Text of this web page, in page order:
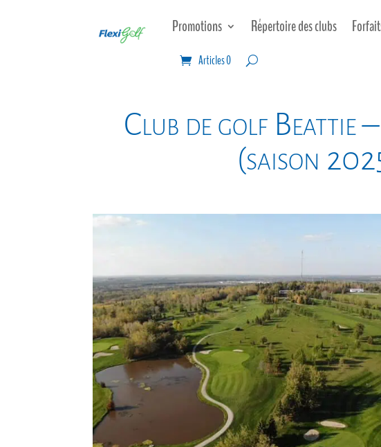
Promotions Répertoire des clubs
Articles 0
Club de golf Beattie
(saison